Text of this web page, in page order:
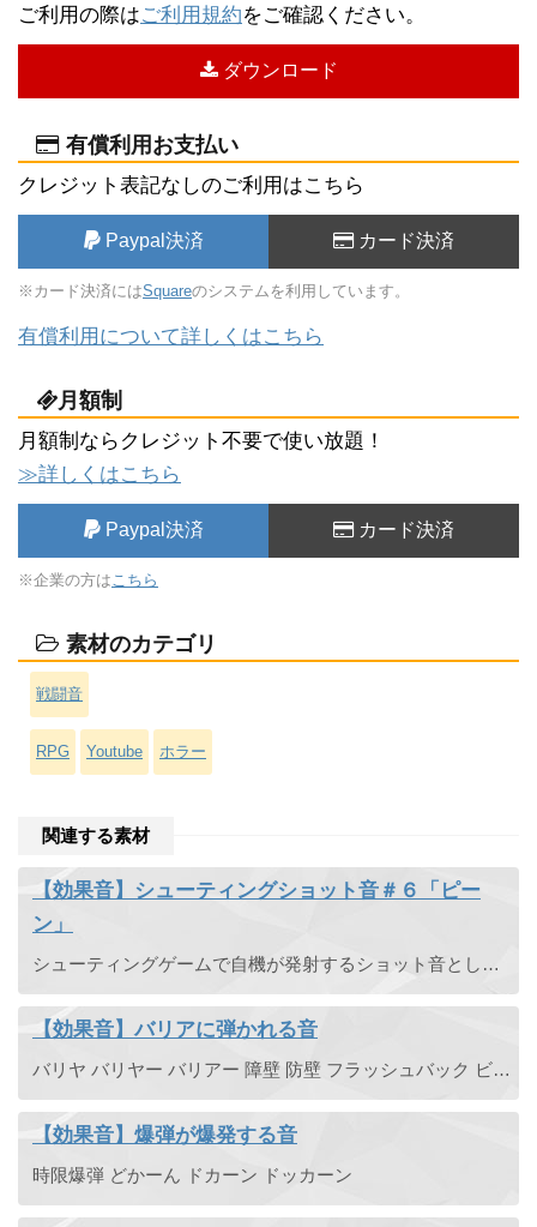
ご利用の際はご利用規約をご確認ください。
ダウンロード
有償利用お支払い
クレジット表記なしのご利用はこちら
Paypal決済 カード決済
※カード決済にはSquareのシステムを利用しています。
有償利用について詳しくはこちら
月額制
月額制ならクレジット不要で使い放題！
≫詳しくはこちら
Paypal決済 カード決済
※企業の方は こちら
素材のカテゴリ
戦闘音
RPG Youtube ホラー
関連する素材
【効果音】シューティングショット音＃６「ピー
ン」
シューティングゲームで自機が発射するショット音として使える攻撃音です。超軽めのショット音でピーンという音です。
【効果音】バリアに弾かれる音
バリヤ バリヤー バリアー 障壁 防壁 フラッシュバック ビームを防ぐ 弾く ガード 盾
【効果音】爆弾が爆発する音
時限爆弾 どかーん ドカーン ドッカーン